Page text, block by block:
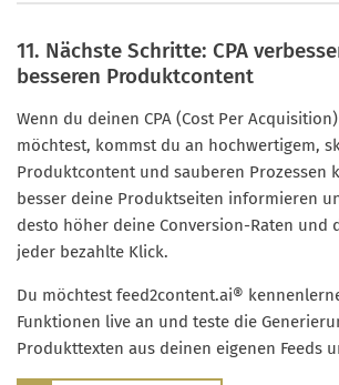
11. Nächste Schritte: CPA
besseren Produktcontent
Wenn du deinen CPA (Cost Per
möchtest, kommst du an hochwertigem,
Produktcontent und sauberen Prozessen
besser deine Produktseiten informieren
desto höher deine Conversion-Raten und
jeder bezahlte Klick.
Du möchtest feed2content.ai®
Funktionen live an und teste die
Produkttexten aus deinen eigenen Feeds